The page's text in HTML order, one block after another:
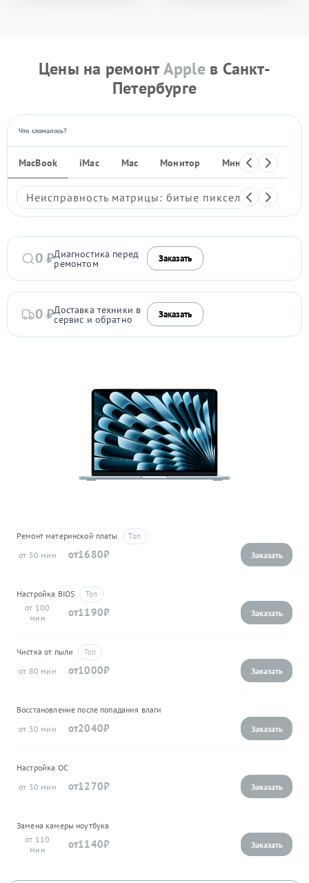
Цены на ремонтAppleв Санкт-
Петербурге
Что сломалось?
MacBook iMac Mac Монитор Мини ПК
Неисправность матрицы: битые пиксели,
0 ₽Диагностика перед
ремонтом Заказать
0 ₽Доставка техники в
сервис и обратно Заказать
Ремонт материнской платы
50
1680
Настройка BIOS
100
1190
Чистка от пыли
80
1000
Восстановление после попадания влаги
30
2040
Настройка ОС
30
1270
Замена камеры ноутбука
110
1140